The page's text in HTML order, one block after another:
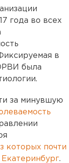
года во всех
в
была
за минувшую
которых почти
Екатеринбург.